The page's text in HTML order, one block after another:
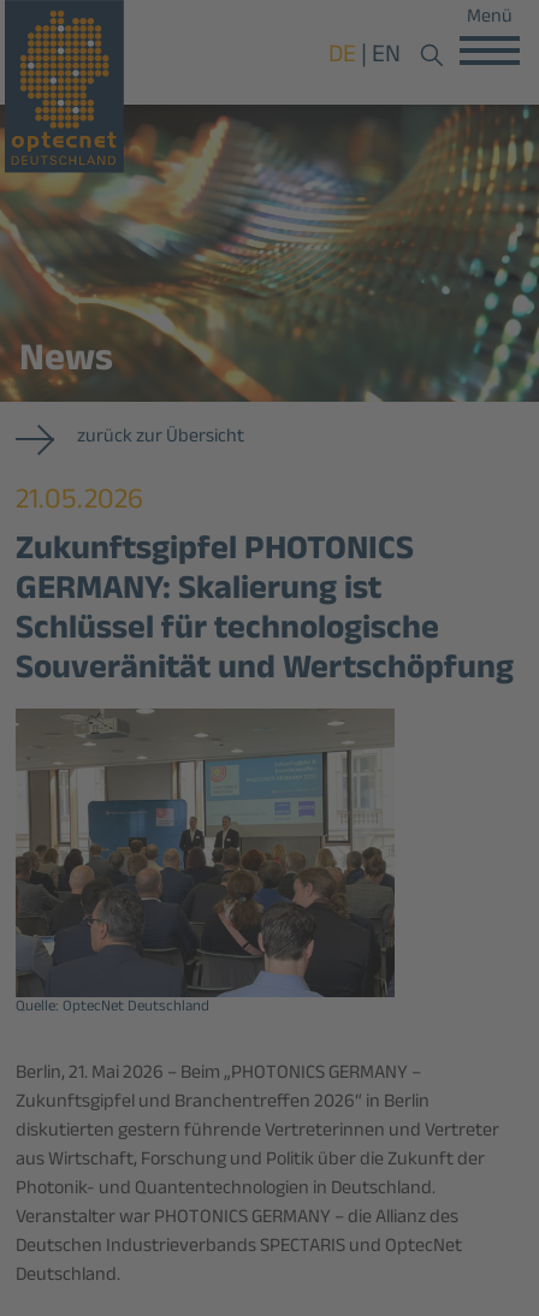
DE EN
Menü
News
zurück zur Übersicht
21.05.2026
Zukunftsgipfel PHOTONICS
GERMANY: Skalierung ist
Schlüssel für technologische
Souveränität und Wertschöpfung
Quelle: OptecNet Deutschland
Berlin, 21. Mai 2026 – Beim „PHOTONICS GERMANY –
Zukunftsgipfel und Branchentreffen 2026“ in Berlin
diskutierten gestern führende Vertreterinnen und Vertreter
aus Wirtschaft, Forschung und Politik über die Zukunft der
Photonik- und Quantentechnologien in Deutschland.
Veranstalter war PHOTONICS GERMANY – die Allianz des
Deutschen Industrieverbands SPECTARIS und OptecNet
Deutschland.